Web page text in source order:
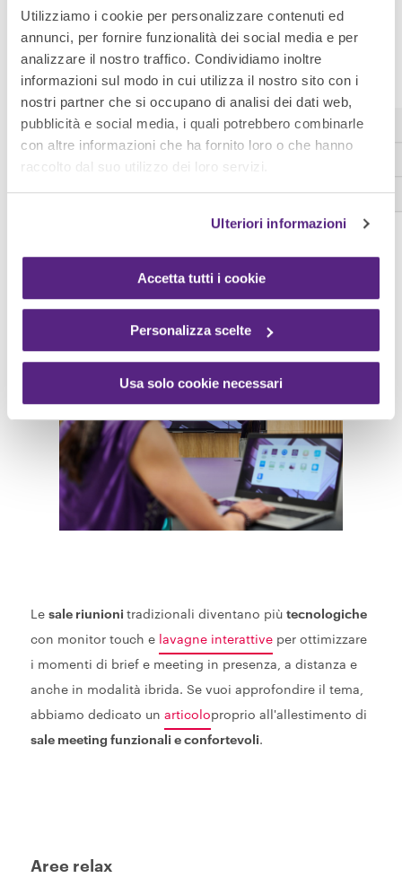
Utilizziamo i cookie per personalizzare contenuti ed
annunci, per fornire funzionalità dei social media e per
analizzare il nostro traffico. Condividiamo inoltre
informazioni sul modo in cui utilizza il nostro sito con i
nostri partner che si occupano di analisi dei dati web,
pubblicità e social media, i quali potrebbero combinarle
con altre informazioni che ha fornito loro o che hanno
raccolto dal suo utilizzo dei loro servizi.
Ulteriori informazioni
Accetta tutti i cookie
Personalizza scelte
Usa solo cookie necessari
Arredi e complementi smart e
green
Un ruolo cruciale nell’arredo degli spazi di lavoro è
rappresentato dallascelta di mobili e complementi.
Coerentemente alle nuove tendenze, anche questo
Sale riunioni tecnologiche
Le sale riunioni tradizionali diventano più tecnologiche
con monitor touch e lavagne interattiveper ottimizzare
i momenti di brief e meeting in presenza, a distanza e
anche in modalità ibrida. Se vuoi approfondire il tema,
abbiamo dedicato un articoloproprio all'allestimento di
sale meeting funzionali e confortevoli.
Aree relax